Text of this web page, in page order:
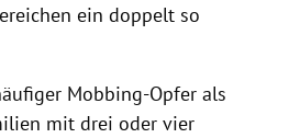
ein doppelt so
Mobbing-Opfer als
mit drei oder vier